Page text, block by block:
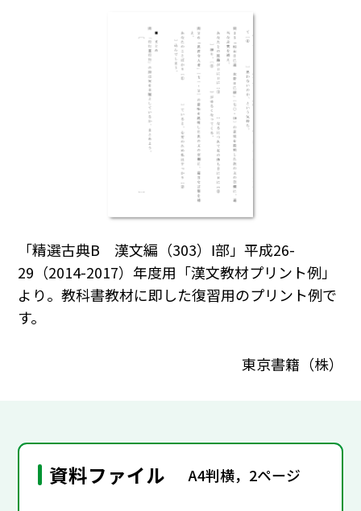
「精選古典B 漢文編（303）Ⅰ部」平成26-
29（2014-2017）年度用「漢文教材プリント例」
より。教科書教材に即した復習用のプリント例で
す。
東京書籍（株）
資料ファイル A4判横，2ページ